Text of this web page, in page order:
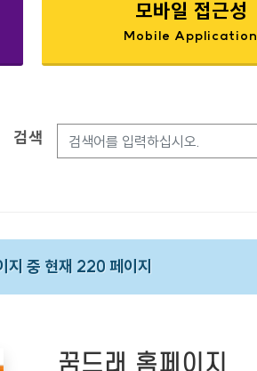
모바일 접근성
Mobile Application
검색
중 현재 220 페이지
꿈드래 홈페이지